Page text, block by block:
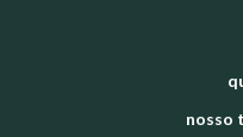
nosso